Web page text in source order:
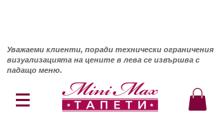
Уважаеми клиенти, поради технически ограничения
визуализацията на цените в лева се извършва с
падащо меню.